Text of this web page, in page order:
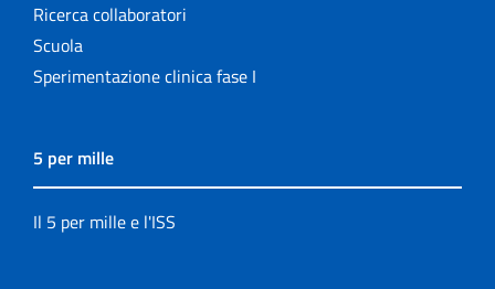
Ricerca collaboratori
Scuola
Sperimentazione clinica fase I
5 per mille
Il 5 per mille e l'ISS